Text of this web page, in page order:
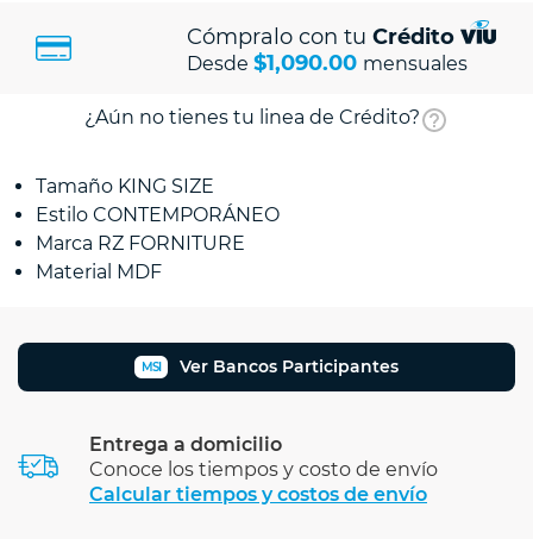
Cómpralo con tu Crédito
Desde $1,090.00 mensuales
¿Aún no tienes tu linea de Crédito?
Tamaño KING SIZE
Estilo CONTEMPORÁNEO
Marca RZ FORNITURE
Material MDF
MSI Ver Bancos Participantes
Entrega a domicilio
Conoce los tiempos y costo de envío
Calcular tiempos y costos de envío